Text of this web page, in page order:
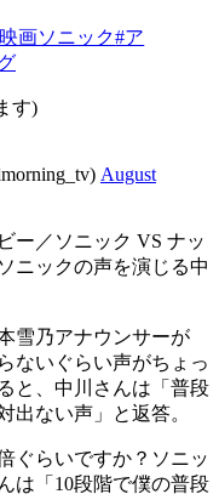
画ソニック#ア
す)
August
ー／ソニック VS ナッ
ニックの声を演じる中
雪乃アナウンサーが
ないぐらい声がちょっ
と、中川さんは「普段
出ない声」と返答。
ぐらいですか？ソニッ
は「10段階で僕の普段